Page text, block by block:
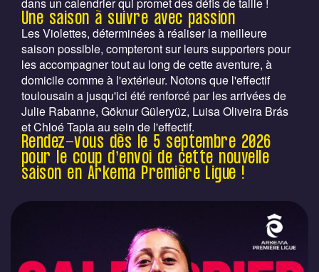
dans un calendrier qui promet des défis de taille !
Une saison à suivre avec passion
Les Violettes, déterminées à réaliser la meilleure
saison possible, compteront sur leurs supporters pour
les accompagner tout au long de cette aventure, à
domicile comme à l'extérieur. Notons que l'effectif
toulousain a jusqu'ici été renforcé par les arrivées de
Julie Rabanne, Göknur Güleryüz, Luisa Oliveira Brás
et Chloé Tapia au sein de l'effectif.
Rendez-vous dès le 5 septembre 2026
pour le coup d’envoi de cette nouvelle
saison en Arkema Première Ligue !